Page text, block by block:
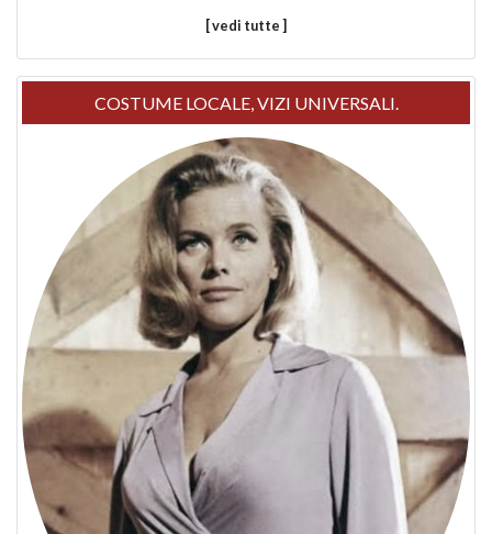
[ vedi tutte ]
COSTUME LOCALE, VIZI UNIVERSALI.